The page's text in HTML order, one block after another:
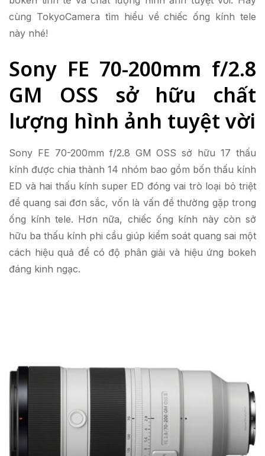
cùng TokyoCamera tìm hiểu về chiếc ống kính tele
này nhé!
Sony FE 70-200mm f/2.8
GM OSS sở hữu chất
lượng hình ảnh tuyệt vời
Sony FE 70-200mm f/2.8 GM OSS sở hữu 17 thấu
kính được chia thành 14 nhóm bao gồm bốn thấu kính
ED và hai thấu kính super ED đóng vai trò loại bỏ triệt
để quang sai đơn sắc, vốn là vấn đề thường gặp trong
ống kính tele. Hơn nữa, chiếc ống kính này còn sở
hữu ba thấu kính phi cầu giúp kiểm soát quang sai một
cách hiệu quả để có độ phân giải và hiệu ứng bokeh
đáng kinh ngạc.